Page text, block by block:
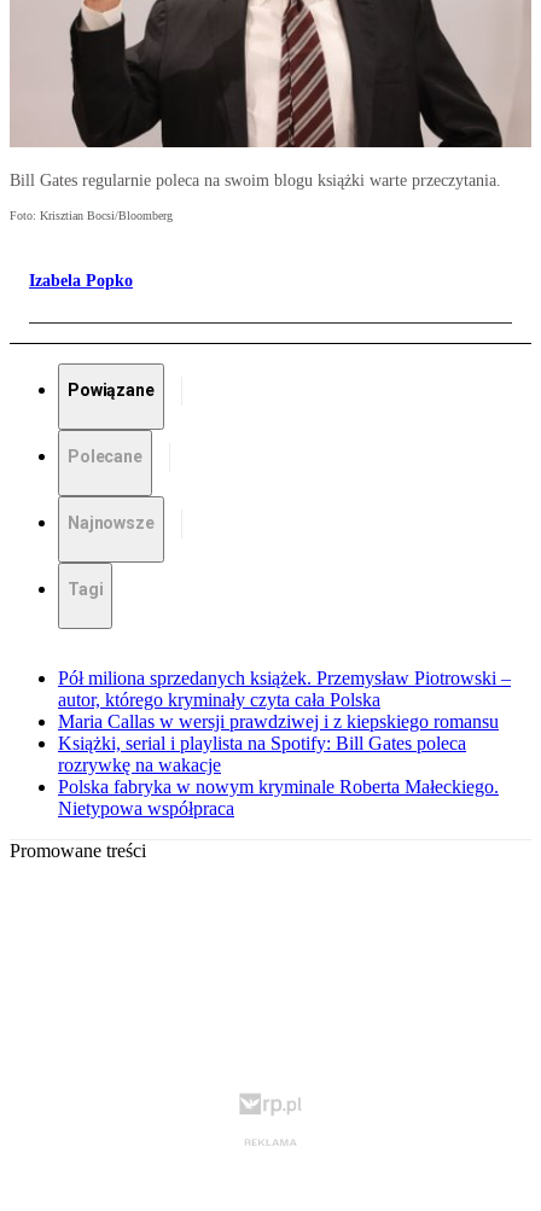
Bill Gates regularnie poleca na swoim blogu książki warte przeczytania.
Foto: Krisztian Bocsi/Bloomberg
Izabela Popko
Powiązane
Polecane
Najnowsze
Tagi
Pół miliona sprzedanych książek. Przemysław Piotrowski –
autor, którego kryminały czyta cała Polska
Maria Callas w wersji prawdziwej i z kiepskiego romansu
Książki, serial i playlista na Spotify: Bill Gates poleca
rozrywkę na wakacje
Polska fabryka w nowym kryminale Roberta Małeckiego.
Nietypowa współpraca
Promowane treści